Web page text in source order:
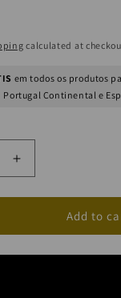
calculated at
em todos os produtos
Portugal Continental e
Increase
quantity
for
Tanning
Add to